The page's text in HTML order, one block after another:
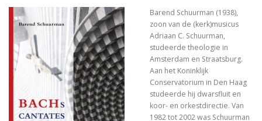
God. Een menselijke geschiedenis
Over de psalmen. Uitweidingen 110-117
The Jews and the Reformation.
Zero Degrees of Empathy
Religious America, Secular Europe? A Theme
Barend Schuurman (1938),
zoon van de (kerk)musicus
Adriaan C. Schuurman,
studeerde theologie in
Amsterdam en Straatsburg.
Aan het Koninklijk
Conservatorium in Den Haag
studeerde hij dwarsfluit en
koor- en orkestdirectie. Van
1982 tot 2002 was Schuurman